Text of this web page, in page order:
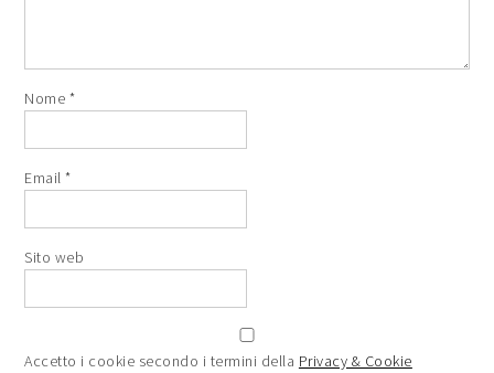
Nome *
Email*
Sito web
Accetto i cookie secondo i termini della Privacy & Cookie